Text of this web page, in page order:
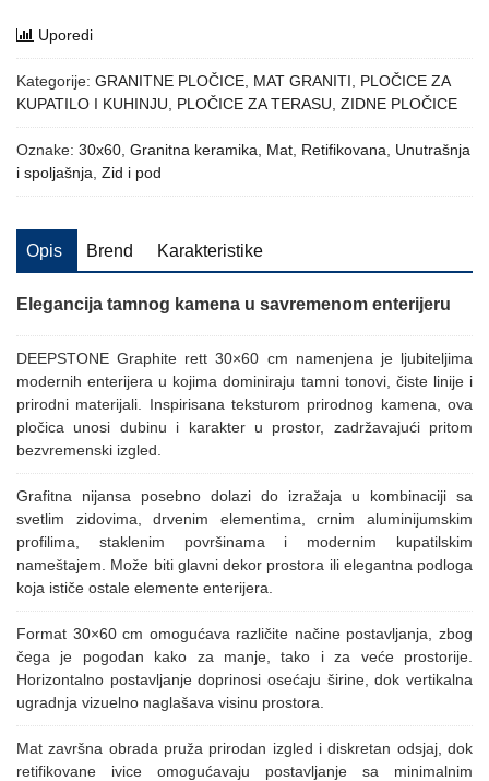
Uporedi
Kategorije: GRANITNE PLOČICE MAT GRANITI
PLOČICE ZA
KUPATILO I KUHINJU
PLOČICE ZA TERASU ZIDNE PLOČICE
Oznake: 30x60 Granitna keramika Mat Retifikovana
Unutrašnja
i spoljašnja Zid i pod
Opis Brend Karakteristike
Elegancija tamnog kamena u savremenom enterijeru
DEEPSTONE Graphite rett 30×60 cm namenjena je ljubiteljima
modernih enterijera u kojima dominiraju tamni tonovi, čiste linije i
prirodni materijali. Inspirisana teksturom prirodnog kamena, ova
pločica unosi dubinu i karakter u prostor, zadržavajući pritom
bezvremenski izgled.
Grafitna nijansa posebno dolazi do izražaja u kombinaciji sa
svetlim zidovima, drvenim elementima, crnim aluminijumskim
profilima, staklenim površinama i modernim kupatilskim
nameštajem. Može biti glavni dekor prostora ili elegantna podloga
koja ističe ostale elemente enterijera.
Format 30×60 cm omogućava različite načine postavljanja, zbog
čega je pogodan kako za manje, tako i za veće prostorije.
Horizontalno postavljanje doprinosi osećaju širine, dok vertikalna
ugradnja vizuelno naglašava visinu prostora.
Mat završna obrada pruža prirodan izgled i diskretan odsjaj, dok
retifikovane ivice omogućavaju postavljanje sa minimalnim